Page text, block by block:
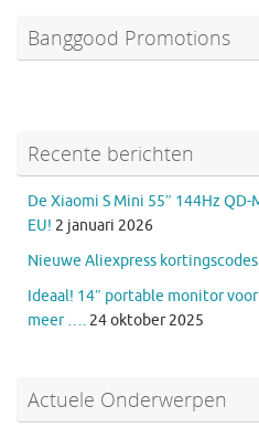
Banggood Promotions
Recente berichten
De Xiaomi S Mini 55″ 144Hz
EU! 2 januari 2026
Nieuwe Aliexpress
Ideaal! 14″ portable monitor
meer …. 24 oktober 2025
Actuele Onderwerpen